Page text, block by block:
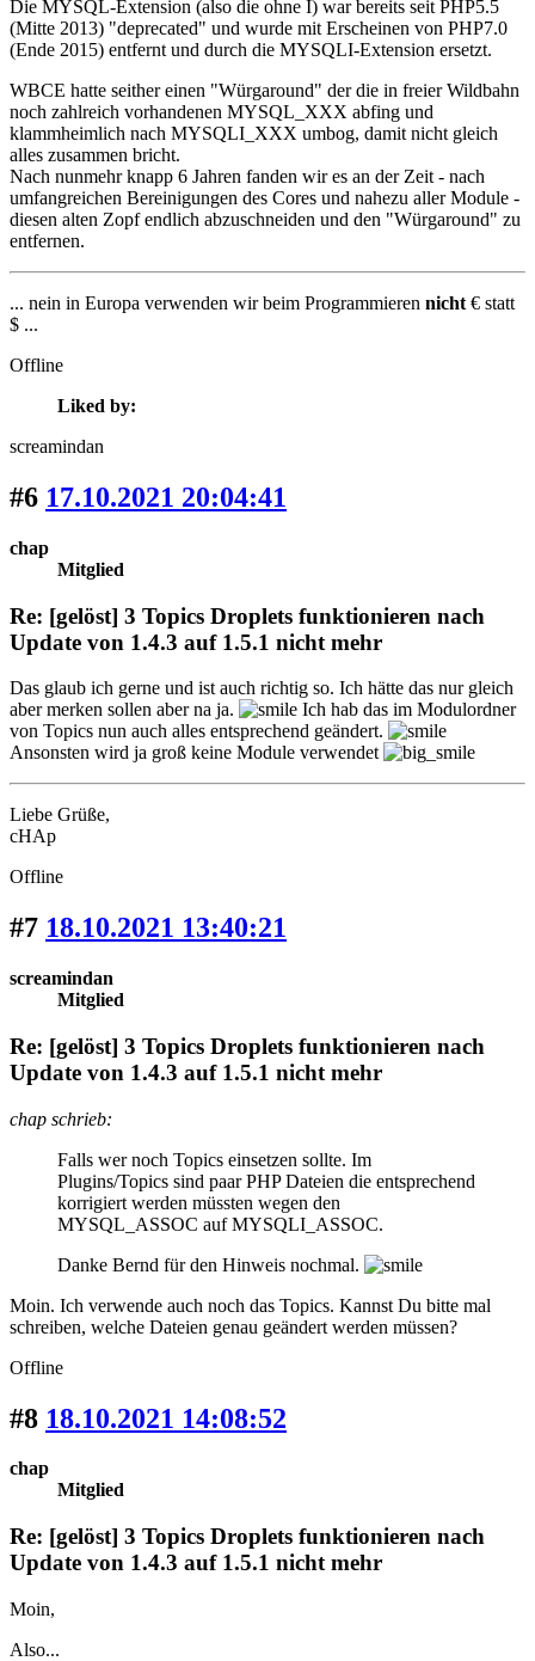
Die MYSQL-Extension (also die ohne I) war bereits seit PHP5.5
(Mitte 2013) "deprecated" und wurde mit Erscheinen von PHP7.0
(Ende 2015) entfernt und durch die MYSQLI-Extension ersetzt.
WBCE hatte seither einen "Würgaround" der die in freier Wildbahn
noch zahlreich vorhandenen MYSQL_XXX abfing und
klammheimlich nach MYSQLI_XXX umbog, damit nicht gleich
alles zusammen bricht.
Nach nunmehr knapp 6 Jahren fanden wir es an der Zeit - nach
umfangreichen Bereinigungen des Cores und nahezu aller Module -
diesen alten Zopf endlich abzuschneiden und den "Würgaround" zu
entfernen.
... nein in Europa verwenden wir beim Programmieren nicht € statt
$ ...
Offline
Liked by:
screamindan
#6 17.10.2021 20:04:41
chap
Mitglied
Re: [gelöst] 3 Topics Droplets funktionieren nach
Update von 1.4.3 auf 1.5.1 nicht mehr
Das glaub ich gerne und ist auch richtig so. Ich hätte das nur gleich
aber merken sollen aber na ja.
Ich hab das im Modulordner
von Topics nun auch alles entsprechend geändert.
Ansonsten wird ja groß keine Module verwendet
Liebe Grüße,
cHAp
Offline
#7 18.10.2021 13:40:21
screamindan
Mitglied
Re: [gelöst] 3 Topics Droplets funktionieren nach
Update von 1.4.3 auf 1.5.1 nicht mehr
chap schrieb:
Falls wer noch Topics einsetzen sollte. Im
Plugins/Topics sind paar PHP Dateien die entsprechend
korrigiert werden müssten wegen den
MYSQL_ASSOC auf MYSQLI_ASSOC.
Danke Bernd für den Hinweis nochmal.
Moin. Ich verwende auch noch das Topics. Kannst Du bitte mal
schreiben, welche Dateien genau geändert werden müssen?
Offline
#8 18.10.2021 14:08:52
chap
Mitglied
Re: [gelöst] 3 Topics Droplets funktionieren nach
Update von 1.4.3 auf 1.5.1 nicht mehr
Moin,
Also...